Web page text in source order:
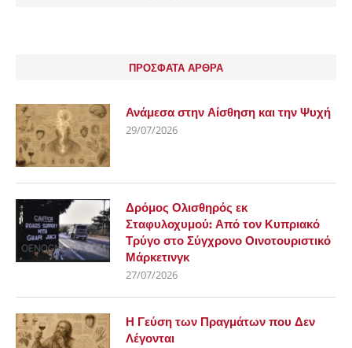
ΠΡΟΣΦΑΤΑ ΑΡΘΡΑ
Ανάμεσα στην Αίσθηση και την Ψυχή
29/07/2026
Δρόμος Ολισθηρός εκ
Σταφυλοχυμού: Από τον Κυπριακό
Τρύγο στο Σύγχρονο Οινοτουριστικό
Μάρκετινγκ
27/07/2026
Η Γεύση των Πραγμάτων που Δεν
Λέγονται